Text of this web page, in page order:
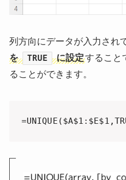
列方向にデータが入力され
を
TRUE に設定すること
ることができます。